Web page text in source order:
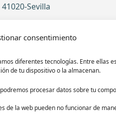
consentimiento
diferentes tecnologías. Entre ellas
de tu dispositivo o la almacenan.
procesar datos sobre tu
de la web pueden no funcionar de
41020-Sevilla
Tel: 954 52 51 99
Contacto
Síguenos en redes sociales: